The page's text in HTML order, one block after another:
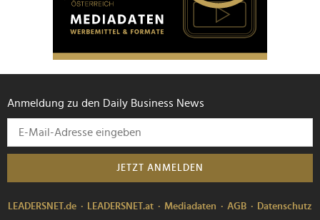
Anmeldung zu den Daily Business News
JETZT ANMELDEN
LEADERSNET.de LEADERSNET.at Mediadaten AGB
Datenschutz